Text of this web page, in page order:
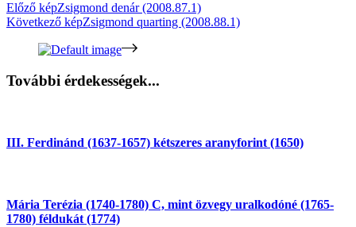
Előző képZsigmond denár (2008.87.1)
Következő képZsigmond quarting (2008.88.1)
További érdekességek...
III. Ferdinánd (1637-1657) kétszeres aranyforint (1650)
Mária Terézia (1740-1780) C, mint özvegy uralkodóné (1765-
1780) féldukát (1774)